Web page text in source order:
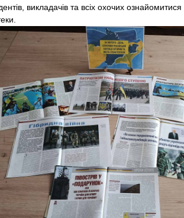
викладачів та всіх охочих ознайомитися